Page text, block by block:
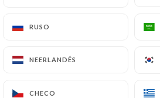
RUSO
NEERLANDÉS
CHECO
RUSO
NEERLANDÉS
CHECO